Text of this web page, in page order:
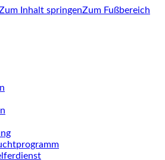
Inhalt springenZum Fußbereich